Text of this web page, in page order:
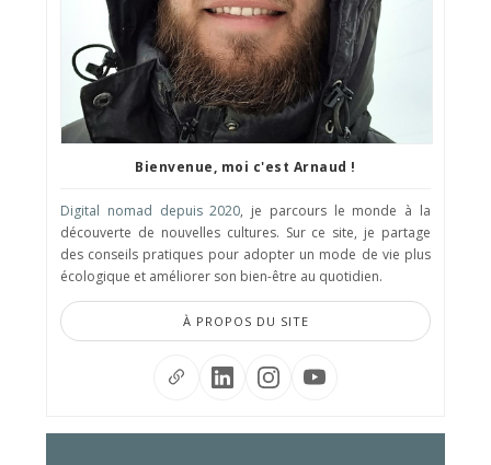
Bienvenue, moi c'est Arnaud !
Digital nomad depuis 2020, je parcours le monde à la
découverte de nouvelles cultures. Sur ce site, je partage
des conseils pratiques pour adopter un mode de vie plus
écologique et améliorer son bien-être au quotidien.
À PROPOS DU SITE